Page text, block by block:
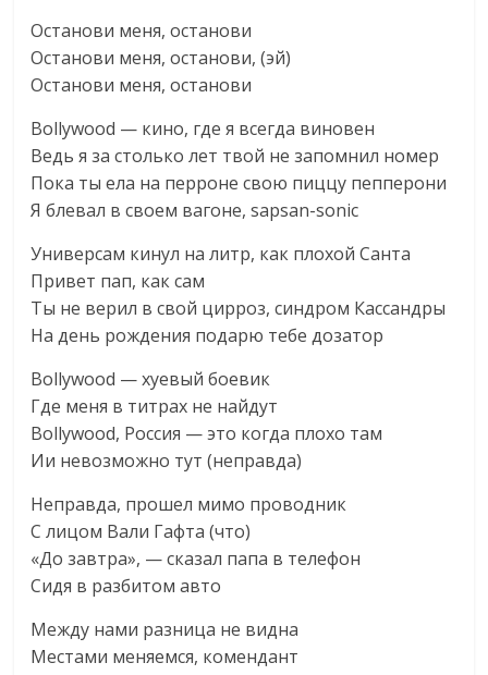
Останови меня, останови
Останови меня, останови, (эй)
Останови меня, останови
Bollywood — кино, где я всегда виновен
Ведь я за столько лет твой не запомнил номер
Пока ты ела на перроне свою пиццу пепперони
Я блевал в своем вагоне, sapsan-sonic
Универсам кинул на литр, как плохой Санта
Привет пап, как сам
Ты не верил в свой цирроз, синдром Кассандры
На день рождения подарю тебе дозатор
Bollywood — хуевый боевик
Где меня в титрах не найдут
Bollywood, Россия — это когда плохо там
Ии невозможно тут (неправда)
Неправда, прошел мимо проводник
С лицом Вали Гафта (что)
«До завтра», — сказал папа в телефон
Сидя в разбитом авто
Между нами разница не видна
Местами меняемся, комендант